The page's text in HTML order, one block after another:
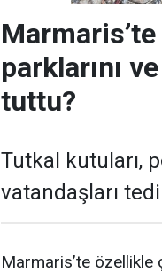
parklarını
tuttu?
Tutkal kutuları,
vatandaşları
Marmaris’te özellikle